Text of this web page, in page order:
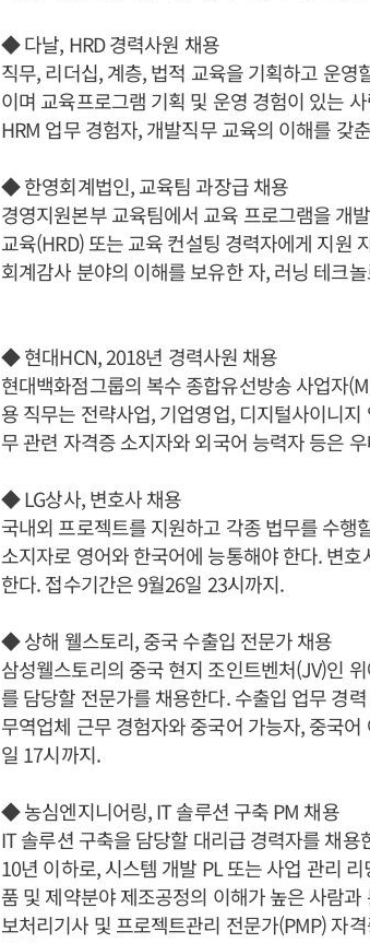
◆ 다날, HRD 경력사원 채용
직무, 리더십, 계층, 법적 교육을 기획하고 운
이며 교육프로그램 기획 및 운영 경험이 있는
HRM 업무 경험자, 개발직무 교육의 이해를 갖
◆ 한영회계법인, 교육팀 과장급 채용
경영지원본부 교육팀에서 교육 프로그램을 개
교육(HRD) 또는 교육 컨설팅 경력자에게 지원
회계감사 분야의 이해를 보유한 자, 러닝 테크
◆ 현대HCN, 2018년 경력사원 채용
현대백화점그룹의 복수 종합유선방송 사업자
용 직무는 전략사업, 기업영업, 디지털사이니
무 관련 자격증 소지자와 외국어 능력자 등은
◆ LG상사, 변호사 채용
국내외 프로젝트를 지원하고 각종 법무를 수
소지자로 영어와 한국어에 능통해야 한다. 변
한다. 접수기간은 9월26일 23시까지.
◆ 상해 웰스토리, 중국 수출입 전문가 채용
삼성웰스토리의 중국 현지 조인트벤처(JV)인
를 담당할 전문가를 채용한다. 수출입 업무 경
무역업체 근무 경험자와 중국어 가능자, 중국
일 17시까지.
◆ 농심엔지니어링, IT 솔루션 구축 PM 채용
IT 솔루션 구축을 담당할 대리급 경력자를 채
10년 이하로, 시스템 개발 PL 또는 사업 관리
품 및 제약분야 제조공정의 이해가 높은 사람
보처리기사 및 프로젝트관리 전문가(PMP) 자